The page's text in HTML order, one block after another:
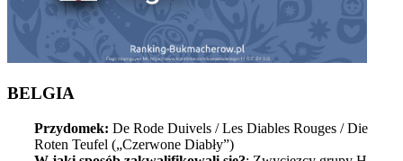
BELGIA
Przydomek: De Rode Duivels / Les Diables Rouges / Die
Roten Teufel („Czerwone Diabły”)